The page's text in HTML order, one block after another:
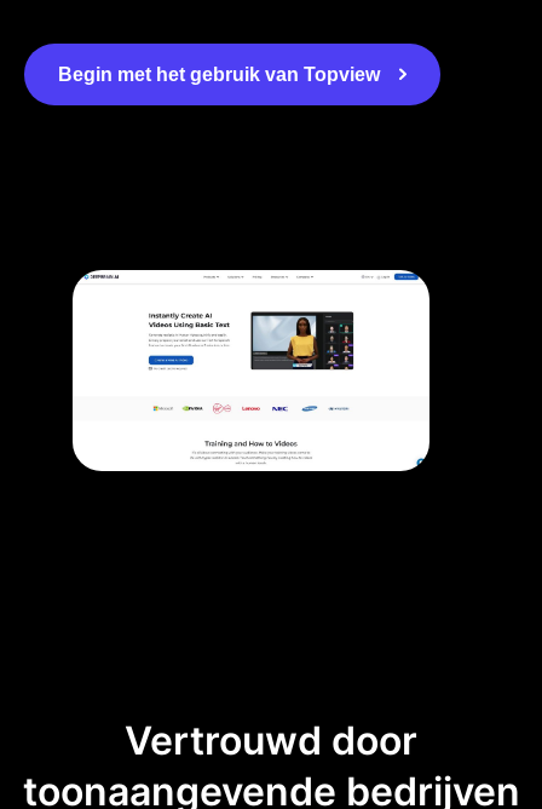
Begin met het gebruik van Topview
Vertrouwd door
toonaangevende bedrijven